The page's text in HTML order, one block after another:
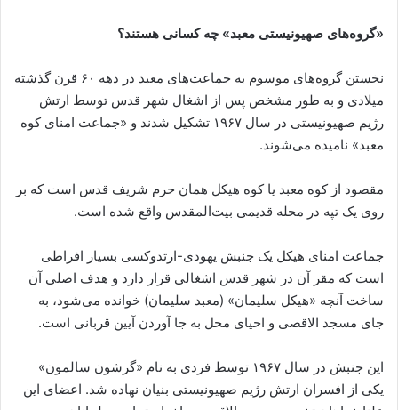
«گروه‌های صهیونیستی معبد» چه کسانی هستند؟
نخستن گروه‌های موسوم به جماعت‌های معبد در دهه ۶۰ قرن گذشته
میلادی و به طور مشخص پس از اشغال شهر قدس توسط ارتش
رژیم صهیونیستی در سال ۱۹۶۷ تشکیل شدند و «جماعت امنای کوه
معبد» نامیده می‌شوند.
مقصود از کوه معبد یا کوه هیکل همان حرم شریف قدس است که بر
روی یک تپه در محله قدیمی بیت‌المقدس واقع شده است.
جماعت امنای هیکل یک جنبش یهودی-ارتدوکسی بسیار افراطی
است که مقر آن در شهر قدس اشغالی قرار دارد و هدف اصلی آن
ساخت آنچه «هیکل سلیمان» (معبد سلیمان) خوانده می‌شود، به
جای مسجد الاقصی و احیای محل به جا آوردن آیین قربانی است.
این جنبش در سال ۱۹۶۷ توسط فردی به نام «گرشون سالمون»
یکی از افسران ارتش رژیم صهیونیستی بنیان نهاده شد. اعضای این